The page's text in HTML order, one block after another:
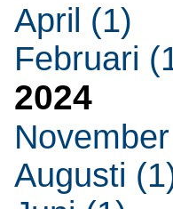
April (1)
Februari
2024
Augusti